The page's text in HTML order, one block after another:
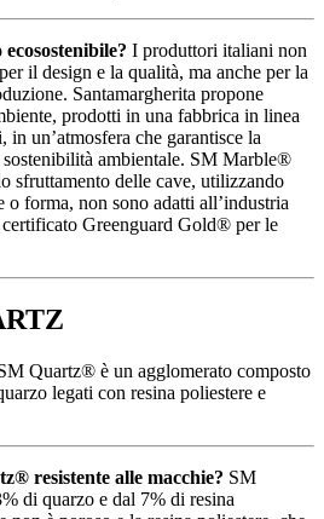
I produttori italiani non
il design e la qualità, ma anche per la
Santamargherita propone
prodotti in una fabbrica in linea
un’atmosfera che garantisce la
ambientale. SM Marble®
sfruttamento delle cave, utilizzando
o forma, non sono adatti all’industria
Greenguard Gold® per le
Quartz® è un agglomerato composto
legati con resina poliestere e
resistente alle macchie? SM
di quarzo e dal 7% di resina